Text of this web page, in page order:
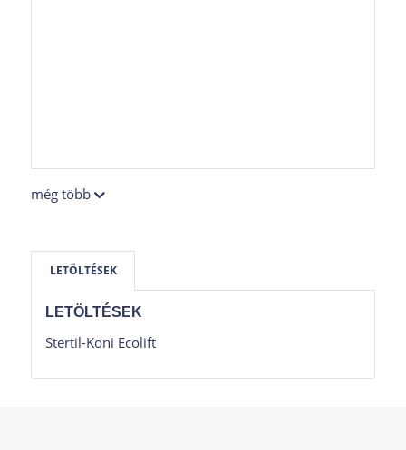
még több
LETÖLTÉSEK
LETÖLTÉSEK
Stertil-Koni Ecolift